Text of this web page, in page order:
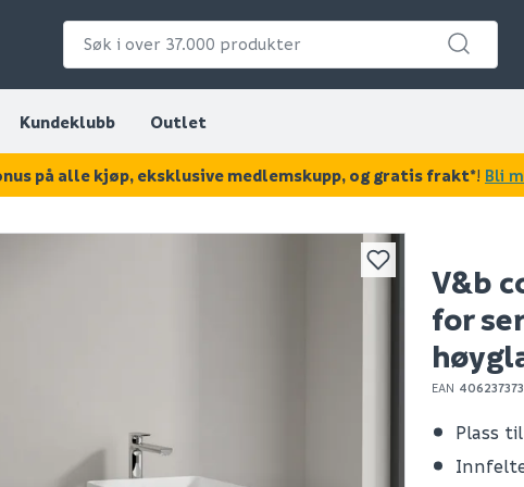
Kundeklubb Outlet
KAN DISSE VÆRE AV INTERESSE?
V&b
for
EAN
Plass
på alle kjøp, eksklusive medlemskupp, og gratis frakt*! Bli